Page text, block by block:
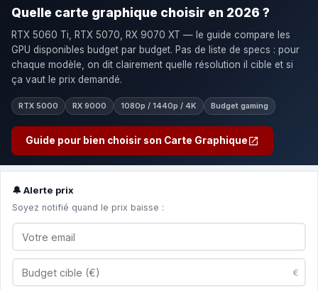
Quelle carte graphique choisir en 2026 ?
RTX 5060 Ti, RTX 5070, RX 9070 XT — le guide compare les
GPU disponibles budget par budget. Pas de liste de specs : pour
chaque modèle, on dit clairement quelle résolution il cible et si
ça vaut le prix demandé.
RTX 5000 RX 9000 1080p / 1440p / 4K Budget gaming
Guide pour bien choisir son Carte Graphique
🔔 Alerte prix
Soyez notifié quand le prix baisse :
€